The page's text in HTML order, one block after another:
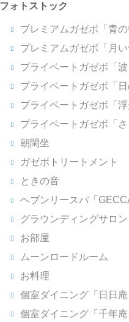
フォトストック
プレミアムガゼボ「青の
プレミアムガゼボ「月い
プライベートガゼボ「波
プライベートガゼボ「日
プライベートガゼボ「浮
プライベートガゼボ「さ
朝閑坐
ガゼボトリートメント
ときの音
ヘブンリースパ「
グラウンディングサロン
お部屋
ムーンロードルーム
お料理
個室ダイニング「日日庵
個室ダイニング「千年庵